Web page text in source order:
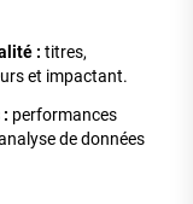
: titres,
et impactant.
performances
de données